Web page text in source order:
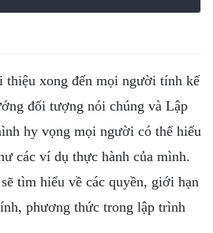
xong đến mọi người tính kế
đối tượng nói chúng và Lập
hy vọng mọi người có thể hiểu
các ví dụ thực hành của mình.
tìm hiểu về các quyền, giới hạn
phương thức trong lập trình